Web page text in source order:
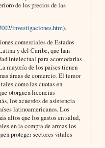
de los precios de las
investigaciones.htm).
comerciales de Estados
y del Caribe, que han
intelectual para acomodarlas
mayoría de los países tienen
áreas de comercio. El temor
como las cuotas en
otorguen licencias
los acuerdos de asistencia
latinoamericanos. Los
altos que los gastos en salud,
en la compra de armas los
proteger sectores vitales